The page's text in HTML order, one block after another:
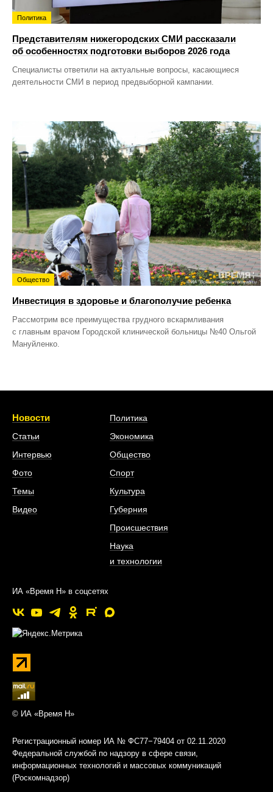
Политика
Представителям нижегородских СМИ рассказали
об особенностях подготовки выборов 2026 года
Специалисты ответили на актуальные вопросы, касающиеся
деятельности СМИ в период предвыборной кампании.
Общество
Инвестиция в здоровье и благополучие ребенка
Рассмотрим все преимущества грудного вскармливания
с главным врачом Городской клинической больницы №40 Ольгой
Мануйленко.
Новости
Статьи
Интервью
Фото
Темы
Видео
Политика
Экономика
Общество
Спорт
Культура
Губерния
Происшествия
Наука
и технологии
ИА «Время Н» в соцсетях
© ИА «Время Н»
Регистрационный номер ИА № ФС77−79404 от 02.11.2020
Федеральной службой по надзору в сфере связи,
информационных технологий и массовых коммуникаций
(Роскомнадзор)